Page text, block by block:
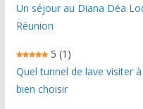
Un séjour au Diana Déa
Réunion
5 (1)
Quel tunnel de lave visiter
bien choisir